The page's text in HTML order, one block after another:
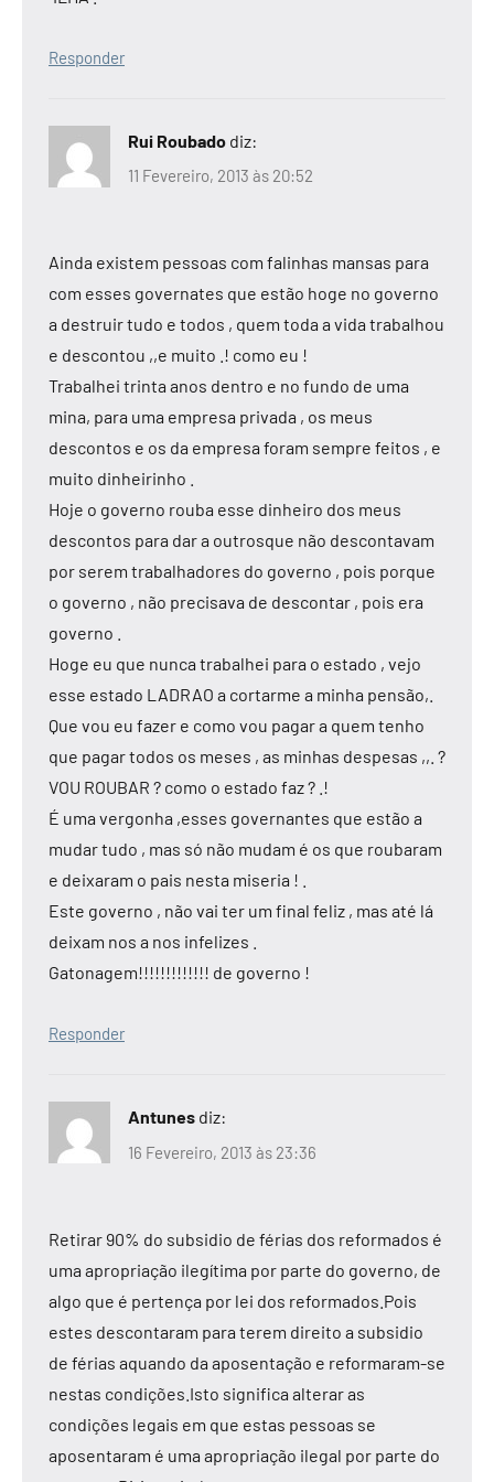
Responder
Rui Roubado diz:
11 Fevereiro, 2013 às 20:52
Ainda existem pessoas com falinhas mansas para
com esses governates que estão hoge no governo
a destruir tudo e todos , quem toda a vida trabalhou
e descontou ,,e muito .! como eu !
Trabalhei trinta anos dentro e no fundo de uma
mina, para uma empresa privada , os meus
descontos e os da empresa foram sempre feitos , e
muito dinheirinho .
Hoje o governo rouba esse dinheiro dos meus
descontos para dar a outrosque não descontavam
por serem trabalhadores do governo , pois porque
o governo , não precisava de descontar , pois era
governo .
Hoge eu que nunca trabalhei para o estado , vejo
esse estado LADRAO a cortarme a minha pensão,.
Que vou eu fazer e como vou pagar a quem tenho
que pagar todos os meses , as minhas despesas ,,. ?
VOU ROUBAR ? como o estado faz ? .!
É uma vergonha ,esses governantes que estão a
mudar tudo , mas só não mudam é os que roubaram
e deixaram o pais nesta miseria ! .
Este governo , não vai ter um final feliz , mas até lá
deixam nos a nos infelizes .
Gatonagem!!!!!!!!!!!!! de governo !
Responder
Antunes diz:
16 Fevereiro, 2013 às 23:36
Retirar 90% do subsidio de férias dos reformados é
uma apropriação ilegítima por parte do governo, de
algo que é pertença por lei dos reformados.Pois
estes descontaram para terem direito a subsidio
de férias aquando da aposentação e reformaram-se
nestas condições.Isto significa alterar as
condições legais em que estas pessoas se
aposentaram é uma apropriação ilegal por parte do